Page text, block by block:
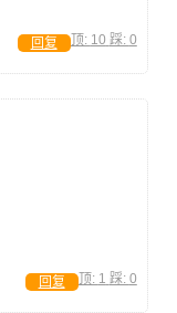
顶: 10 踩: 0
回复
顶: 1 踩: 0
回复